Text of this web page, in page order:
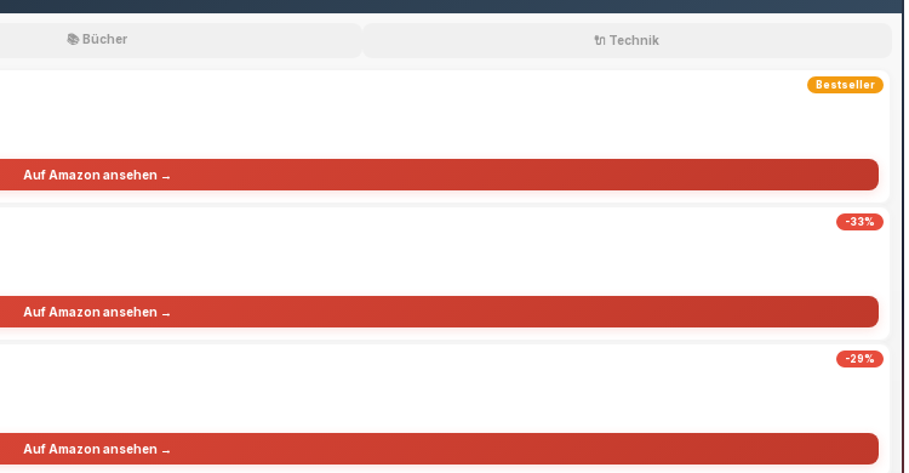
📚 Bücher 🔌 Technik
Bestseller
Auf Amazon ansehen →
-33%
Auf Amazon ansehen →
-29%
Auf Amazon ansehen →